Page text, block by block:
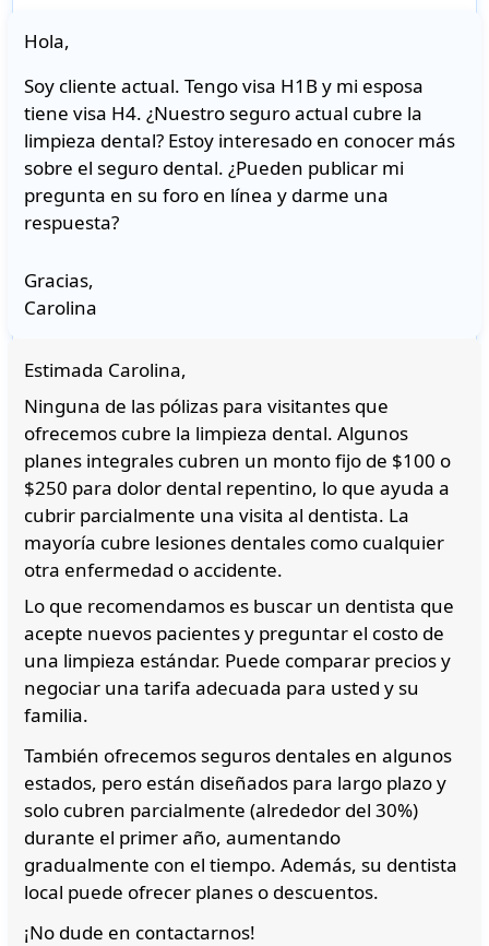
Hola,
Soy cliente actual. Tengo visa H1B y mi esposa
tiene visa H4. ¿Nuestro seguro actual cubre la
limpieza dental? Estoy interesado en conocer más
sobre el seguro dental. ¿Pueden publicar mi
pregunta en su foro en línea y darme una
respuesta?
Gracias,
Carolina
Estimada Carolina,
Ninguna de las pólizas para visitantes que
ofrecemos cubre la limpieza dental. Algunos
planes integrales cubren un monto fijo de $100 o
$250 para dolor dental repentino, lo que ayuda a
cubrir parcialmente una visita al dentista. La
mayoría cubre lesiones dentales como cualquier
otra enfermedad o accidente.
Lo que recomendamos es buscar un dentista que
acepte nuevos pacientes y preguntar el costo de
una limpieza estándar. Puede comparar precios y
negociar una tarifa adecuada para usted y su
familia.
También ofrecemos seguros dentales en algunos
estados, pero están diseñados para largo plazo y
solo cubren parcialmente (alrededor del 30%)
durante el primer año, aumentando
gradualmente con el tiempo. Además, su dentista
local puede ofrecer planes o descuentos.
¡No dude en contactarnos!